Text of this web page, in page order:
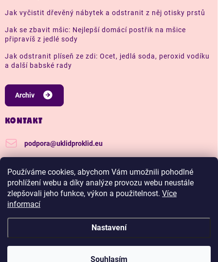
Používáme cookies, abychom Vám umožnili pohodlné
prohlížení webu a díky analýze provozu webu neustále
zlepšovali jeho funkce, výkon a použitelnost. Více
informací
Nastavení
Souhlasím
Hadříkománie, čím víc nakoupíš, tím větší slevu budeš
Jak vyčistit dřevěný nábytek a odstranit z něj otisky prstů
Jak se zbavit mšic: Nejlepší domácí postřik na mšice
připravíš z jedlé sody
Jak odstranit plíseň ze zdi: Ocet, jedlá soda, peroxid vodíku
a další babské rady
Archiv
KONTAKT
podpora@uklidproklid.eu
Další tipy a triky, jak na úklid pro klid
uklidproklid/
Copyright 2026Úklid pro klid. Všechna práva vyhrazena.Upravit nastavení
cookies